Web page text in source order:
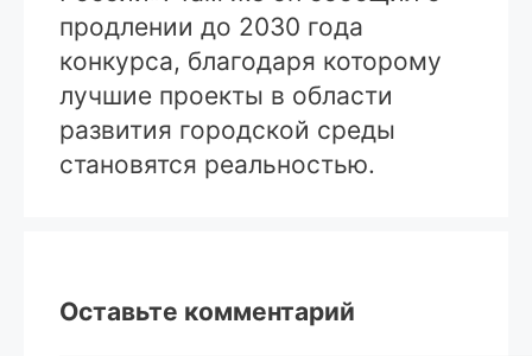
продлении до 2030 года
конкурса, благодаря которому
лучшие проекты в области
развития городской среды
становятся реальностью.
Оставьте комментарий